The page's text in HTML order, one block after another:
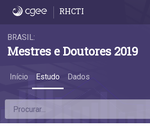
6.9 Remuneração de
RHCTI
BRASIL:
Mestres e Doutores 2019
Início Estudo Dados